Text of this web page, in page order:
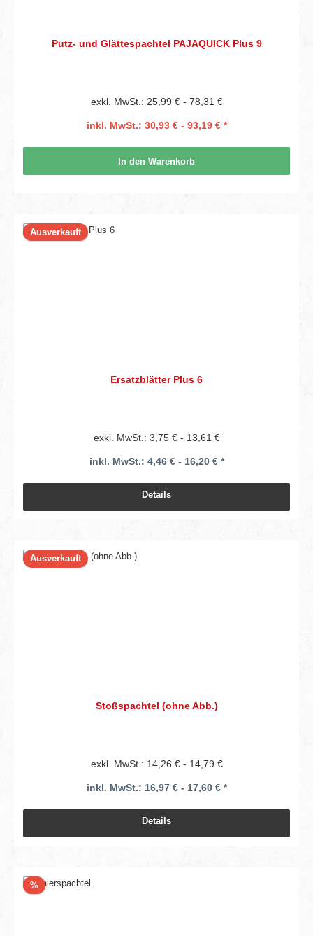
Putz- und Glättespachtel PAJAQUICK Plus 9
exkl. MwSt.: 25,99 € - 78,31 €
inkl. MwSt.: 30,93 € - 93,19 € *
In den Warenkorb
Ausverkauft
Ersatzblätter Plus 6
exkl. MwSt.: 3,75 € - 13,61 €
inkl. MwSt.: 4,46 € - 16,20 € *
Details
Ausverkauft
Stoßspachtel (ohne Abb.)
exkl. MwSt.: 14,26 € - 14,79 €
inkl. MwSt.: 16,97 € - 17,60 € *
Details
%Rabatt